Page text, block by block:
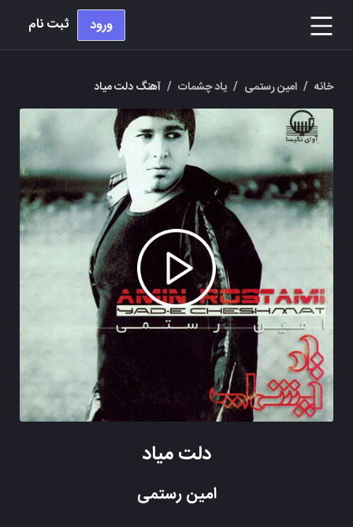
ورود ثبت نام
خانه / امین رستمی / یاد چشمات / آهنگ دلت میاد
دلت میاد
امین رستمی